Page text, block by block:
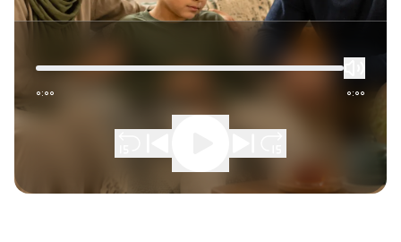
0:00 0:00